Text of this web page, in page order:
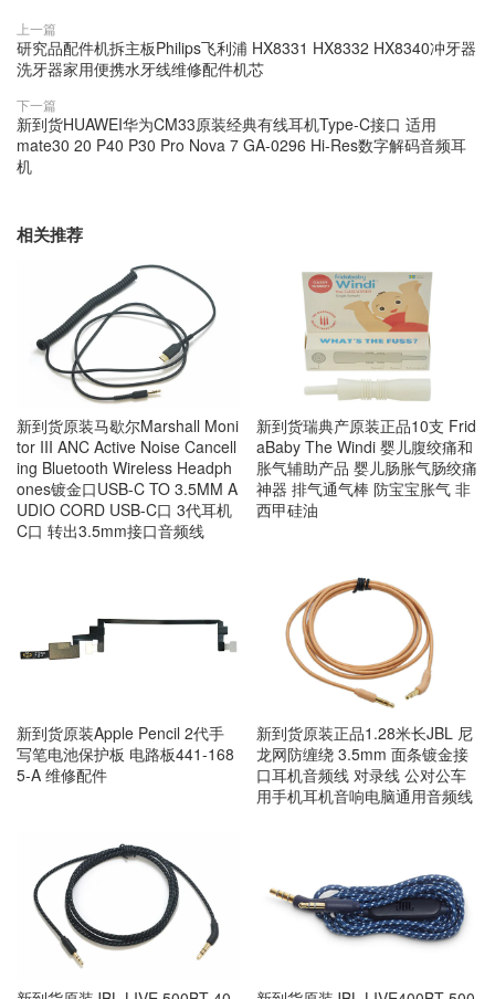
上一篇
研究品配件机拆主板Philips飞利浦 HX8331 HX8332 HX8340冲牙器
洗牙器家用便携水牙线维修配件机芯
下一篇
新到货HUAWEI华为CM33原装经典有线耳机Type-C接口 适用
mate30 20 P40 P30 Pro Nova 7 GA-0296 Hi-Res数字解码音频耳
机
相关推荐
新到货原装马歇尔Marshall Moni
tor III ANC Active Noise Cancell
ing Bluetooth Wireless Headph
ones镀金口USB-C TO 3.5MM A
UDIO CORD USB-C口 3代耳机
C口 转出3.5mm接口音频线
新到货瑞典产原装正品10支 Frid
aBaby The Windi 婴儿腹绞痛和
胀气辅助产品 婴儿肠胀气肠绞痛
神器 排气通气棒 防宝宝胀气 非
西甲硅油
新到货原装Apple Pencil 2代手
写笔电池保护板 电路板441-168
5-A 维修配件
新到货原装正品1.28米长JBL 尼
龙网防缠绕 3.5mm 面条镀金接
口耳机音频线 对录线 公对公车
用手机耳机音响电脑通用音频线